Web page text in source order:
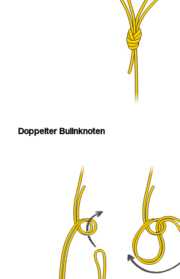
Doppelter Bulinknoten